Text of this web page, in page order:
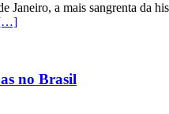
Janeiro, a mais sangrenta da
no Brasil